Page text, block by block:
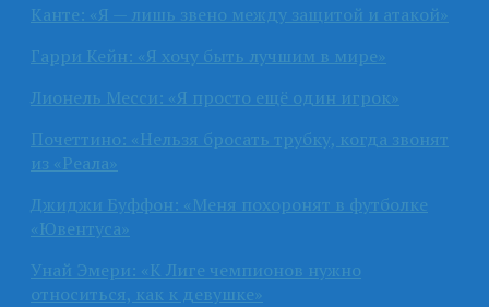
Канте: «Я — лишь звено между защитой и атакой»
Гарри Кейн: «Я хочу быть лучшим в мире»
Лионель Месси: «Я просто ещё один игрок»
Почеттино: «Нельзя бросать трубку, когда звонят
из «Реала»
Джиджи Буффон: «Меня похоронят в футболке
«Ювентуса»
Унай Эмери: «К Лиге чемпионов нужно
относиться, как к девушке»